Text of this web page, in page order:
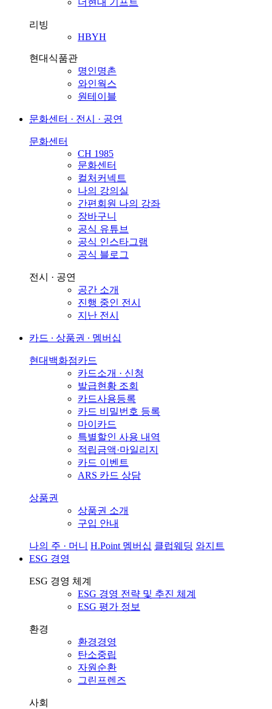
더현대 기프트
리빙
HBYH
현대식품관
명인명촌
와인웍스
원테이블
문화센터 · 전시 · 공연
문화센터
CH 1985
문화센터
컬처커넥트
나의 강의실
간편회원 나의 강좌
장바구니
공식 유튜브
공식 인스타그램
공식 블로그
전시 · 공연
공간 소개
진행 중인 전시
지난 전시
카드 ∙ 상품권 ∙ 멤버십
현대백화점카드
카드소개 · 신청
발급현황 조회
카드사용등록
카드 비밀번호 등록
마이카드
특별할인 사용 내역
적립금액·마일리지
카드 이벤트
ARS 카드 상담
상품권
상품권 소개
구입 안내
나의 주 · 머니 H.Point 멤버십 클럽웨딩 와지트
ESG 경영
ESG 경영 체계
ESG 경영 전략 및 추진 체계
ESG 평가 정보
환경
환경경영
탄소중립
자원순환
그린프렌즈
사회